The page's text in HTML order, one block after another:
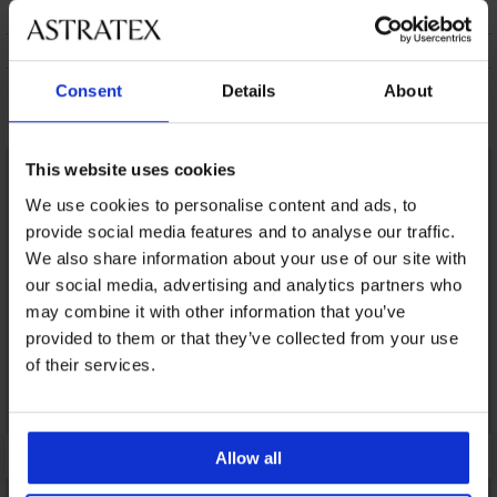
Consent Details About
This website uses cookies
We use cookies to personalise content and ads, to
provide social media features and to analyse our traffic.
We also share information about your use of our site with
our social media, advertising and analytics partners who
may combine it with other information that you’ve
provided to them or that they’ve collected from your use
of their services.
Allow all
ПОДДРЪЖКА И ПРАНЕ
Може да ви хареса